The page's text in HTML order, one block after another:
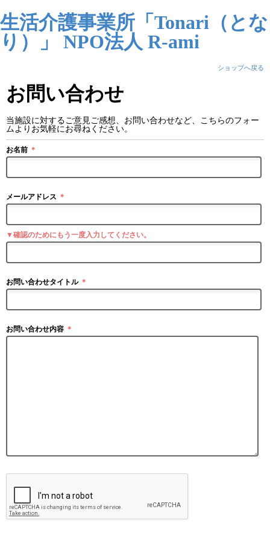
生活介護事業所「Tonari（とな
り）」 NPO法人 R-ami
ショップへ戻る
お問い合わせ
当施設に対するご意見ご感想、お問い合わせなど、こちらのフォー
ムよりお気軽にお尋ねください。
お名前 ＊
メールアドレス ＊
▼確認のためにもう一度入力してください。
お問い合わせタイトル ＊
お問い合わせ内容 ＊